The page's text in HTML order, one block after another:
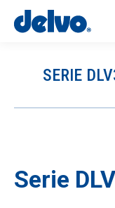
SERIE
Serie